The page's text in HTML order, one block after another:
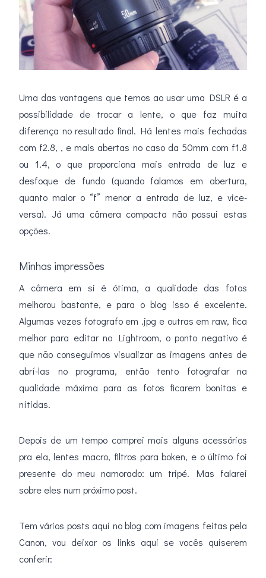
Uma das vantagens que temos ao usar uma DSLR é a
possibilidade de trocar a lente, o que faz muita
diferença no resultado final. Há lentes mais fechadas
com f2.8, , e mais abertas no caso da 50mm com f1.8
ou 1.4, o que proporciona mais entrada de luz e
desfoque de fundo (quando falamos em abertura,
quanto maior o “f” menor a entrada de luz, e vice-
versa). Já uma câmera compacta não possui estas
opções.
Minhas impressões
A câmera em si é ótima, a qualidade das fotos
melhorou bastante, e para o blog isso é excelente.
Algumas vezes fotografo em .jpg e outras em raw, fica
melhor para editar no Lightroom, o ponto negativo é
que não conseguimos visualizar as imagens antes de
abrí-las no programa, então tento fotografar na
qualidade máxima para as fotos ficarem bonitas e
nítidas.
Depois de um tempo comprei mais alguns acessórios
pra ela, lentes macro, filtros para boken, e o último foi
presente do meu namorado: um tripé. Mas falarei
sobre eles num próximo post.
Tem vários posts aqui no blog com imagens feitas pela
Canon, vou deixar os links aqui se vocês quiserem
conferir: